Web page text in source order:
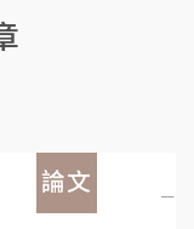
論文